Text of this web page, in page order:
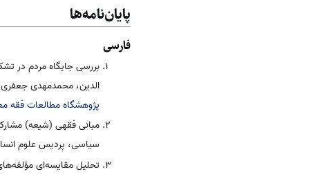
پایان‌نامه‌‌ها
فارسی
بررسی جایگاه مردم در
الدین، محمدمهدی جعفری،
پژوهشگاه مطالعات فقه
مبانی فقهی (شیعه)
سیاسی، پردیس علوم انسانی
تحلیل مقایسه‌ای